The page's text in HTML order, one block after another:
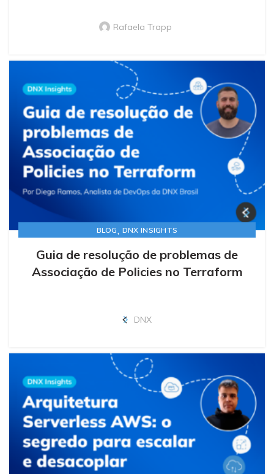
Rafaela Trapp
BLOG, DNX INSIGHTS
Guia de resolução de problemas de
Associação de Policies no Terraform
DNX